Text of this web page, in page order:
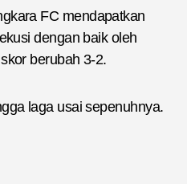
FC mendapatkan
dengan baik oleh
berubah 3-2.
laga usai sepenuhnya.